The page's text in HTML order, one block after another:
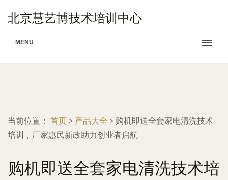
北京慧艺博技术培训中心
MENU
当前位置： 首页 > 产品大全 > 购机即送全套家电清洗技术
培训，厂家惠民新政助力创业者启航
购机即送全套家电清洗技术培